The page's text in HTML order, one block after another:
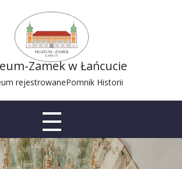
Zamek w Łańcucie
rejestrowanePomnik Historii